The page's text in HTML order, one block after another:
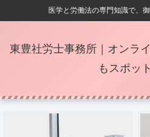
医学と労働法の専門知識で、
東豊社労士事務所｜オンラ
もスポッ